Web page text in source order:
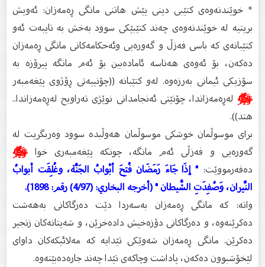
* خوێندنەوەى كتێبى دینى پێش هاتنى مانگى ڕەمەزان: ئەویش
بریتیە لە خوێندنەوەى چەند كتێبێكى سوود بەخش بە تایبەت ئەو
كتێبانەى كە باسى فەزڵ و گەورەیى وئەحكامەكانی مانگى ڕەمەزان
دەكەن، بۆ ئەوەى هەناسە ئامادەبین بۆ ئەم مانگە پیرۆزە بە
سۆزیكى ئیمانى بەرزەوە. لەو كتێبانە ((چۆنییەتى ڕۆژوى پێغەمبەر
ﷺلەڕەمەزاندا، چۆنێتى ئەنجامدانى نوێژى تەراویح لەڕەمەزاندا..
هتد)).
براى موسوڵمان خوشكى موسوڵمان هەوڵبدە سوود وەربگریت لە
گەورەیى و فەزڵى ئەم مانگە، چونكە پێغەمبەرى خواﷺ
دەفەرمووێت:" إذَا جَاءَ رَمَضَان فُتِحَ أبْوابُ الجَنَّة، وغُلِقَت أبوابُ
النِّيران، وَصُفِدَتِ الشَّيطان " (أخرجه البخاري: (4/97) رقم: 1898).
واتە: كە مانگى ڕەمەزان بەسەردا دێت دەرگاكانى بەهەشت
دەكرێنەوە، و دەرگاكانى دۆزەخیش دادەخرێن، و شەیتانەكان زنجیر
دەكرێن. مانگى ڕەمەزان شەوێكى تێدایە كە مەلائیكەكان داواى
لێخۆشبوون دەكەن، پاداشت وچاكەى تێدا چەند جارەدەبێتەوە.